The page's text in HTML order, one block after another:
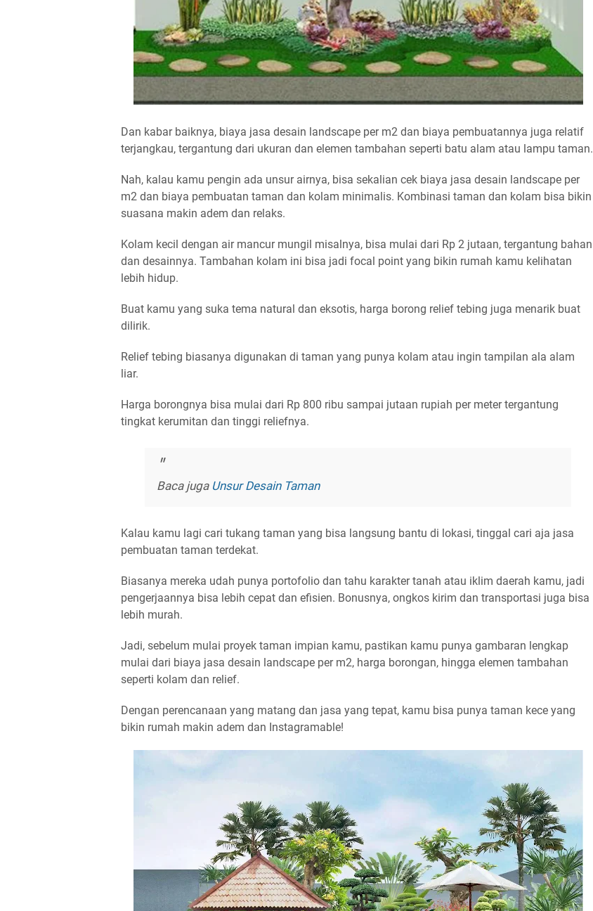
Dan kabar baiknya, biaya jasa desain landscape per m2 dan biaya pembuatannya juga relatif
terjangkau, tergantung dari ukuran dan elemen tambahan seperti batu alam atau lampu taman.
Nah, kalau kamu pengin ada unsur airnya, bisa sekalian cek biaya jasa desain landscape per
m2 dan biaya pembuatan taman dan kolam minimalis. Kombinasi taman dan kolam bisa bikin
suasana makin adem dan relaks.
Kolam kecil dengan air mancur mungil misalnya, bisa mulai dari Rp 2 jutaan, tergantung bahan
dan desainnya. Tambahan kolam ini bisa jadi focal point yang bikin rumah kamu kelihatan
lebih hidup.
Buat kamu yang suka tema natural dan eksotis, harga borong relief tebing juga menarik buat
dilirik.
Relief tebing biasanya digunakan di taman yang punya kolam atau ingin tampilan ala alam
liar.
Harga borongnya bisa mulai dari Rp 800 ribu sampai jutaan rupiah per meter tergantung
tingkat kerumitan dan tinggi reliefnya.
Baca juga Unsur Desain Taman
Kalau kamu lagi cari tukang taman yang bisa langsung bantu di lokasi, tinggal cari aja jasa
pembuatan taman terdekat.
Biasanya mereka udah punya portofolio dan tahu karakter tanah atau iklim daerah kamu, jadi
pengerjaannya bisa lebih cepat dan efisien. Bonusnya, ongkos kirim dan transportasi juga bisa
lebih murah.
Jadi, sebelum mulai proyek taman impian kamu, pastikan kamu punya gambaran lengkap
mulai dari biaya jasa desain landscape per m2, harga borongan, hingga elemen tambahan
seperti kolam dan relief.
Dengan perencanaan yang matang dan jasa yang tepat, kamu bisa punya taman kece yang
bikin rumah makin adem dan Instagramable!